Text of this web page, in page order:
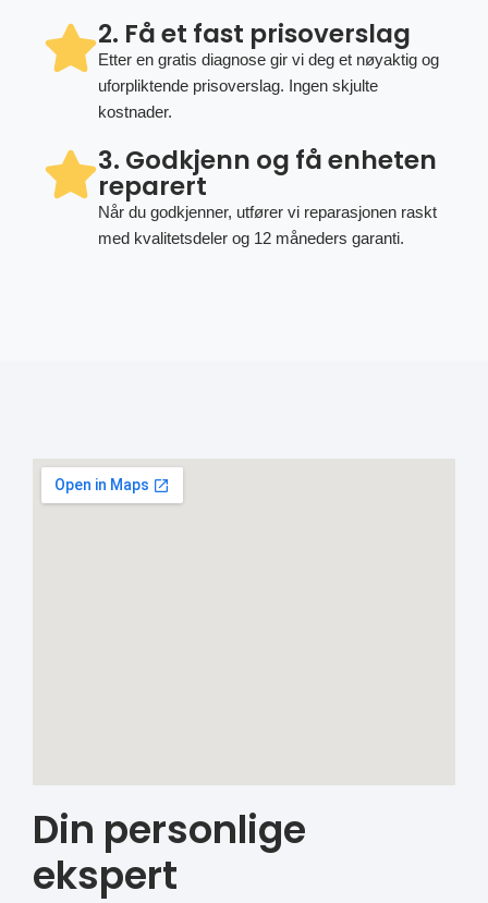
2. Få et fast prisoverslag
Etter en gratis diagnose gir vi deg et nøyaktig og
uforpliktende prisoverslag. Ingen skjulte
kostnader.
3. Godkjenn og få enheten
reparert
Når du godkjenner, utfører vi reparasjonen raskt
med kvalitetsdeler og 12 måneders garanti.
Din personlige
ekspert